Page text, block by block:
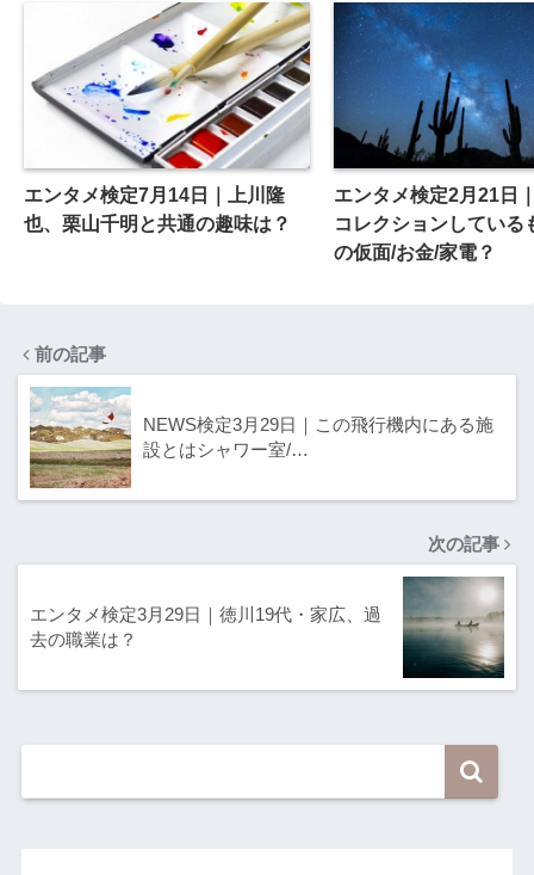
エンタメ検定7月14日｜上川隆
也、栗山千明と共通の趣味は？
エンタメ検定2月21日
コレクションしている
の仮面/お金/家電？
前の記事
NEWS検定3月29日｜この飛行機内にある施
設とはシャワー室/…
次の記事
エンタメ検定3月29日｜徳川19代・家広、過
去の職業は？